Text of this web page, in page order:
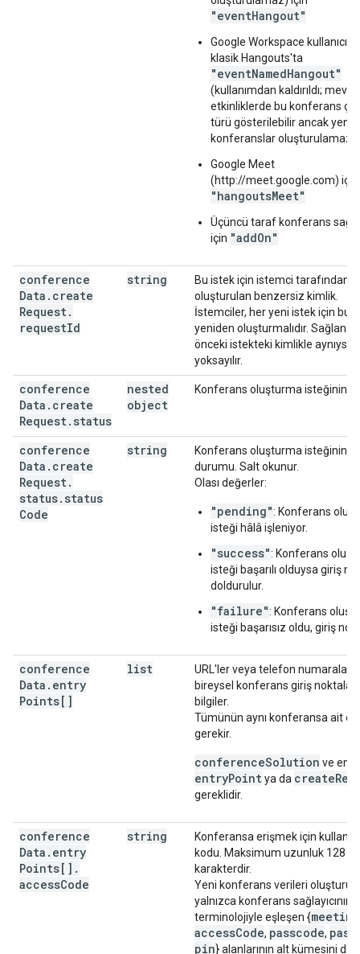
"eventHangout"
Google Workspace
klasik Hangouts'ta
"eventNamedHangout"
(kullanımdan kaldırıldı;
etkinliklerde bu konferans
türü gösterilebilir ancak yeni
konferanslar oluşturulamaz)
Google Meet
(http://meet.google.com) için
"hangoutsMeet"
Üçüncü taraf konferans
için "addOn"
conference
Data . create
Request.
requestId
string
Bu istek için istemci tarafından
oluşturulan benzersiz kimlik.
İstemciler, her yeni istek için bu
yeniden oluşturmalıdır.
önceki istekteki kimlikle aynıysa
yoksayılır.
conference
Data . create
Request. status
nested
object
Konferans oluşturma isteğinin
conference
Data . create
Request.
status. status
Code
string
Konferans oluşturma isteğinin
durumu. Salt okunur.
Olası değerler:
"pending": Konferans
isteği hâlâ işleniyor.
"success": Konferans
isteği başarılı olduysa giriş
doldurulur.
"failure": Konferans
isteği başarısız oldu, giriş
conference
Data . entry
Points[]
list
URL'ler veya telefon numaraları
bireysel konferans giriş
bilgiler.
Tümünün aynı konferansa ait
gerekir.
conferenceSolution ve en
entryPointya da
gereklidir.
conference
Data . entry
Points[] .
accessCode
string
Konferansa erişmek için
kodu. Maksimum uzunluk 128
karakterdir.
Yeni konferans verileri
yalnızca konferans sağlayıcının
terminolojiyle eşleşen {
accessCode, passcode,
pin} alanlarının alt kümesini